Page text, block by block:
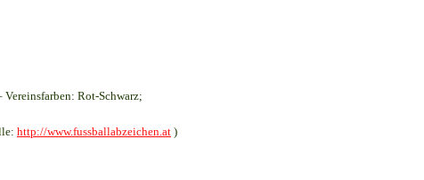
Vereinsfarben: Rot-Schwarz;
http://www.fussballabzeichen.at )